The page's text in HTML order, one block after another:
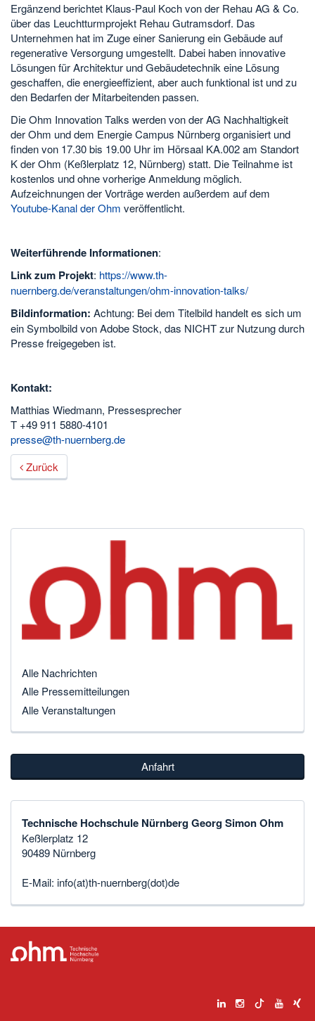
Ergänzend berichtet Klaus-Paul Koch von der Rehau AG & Co.
über das Leuchtturmprojekt Rehau Gutramsdorf. Das
Unternehmen hat im Zuge einer Sanierung ein Gebäude auf
regenerative Versorgung umgestellt. Dabei haben innovative
Lösungen für Architektur und Gebäudetechnik eine Lösung
geschaffen, die energieeffizient, aber auch funktional ist und zu
den Bedarfen der Mitarbeitenden passen.
Die Ohm Innovation Talks werden von der AG Nachhaltigkeit
der Ohm und dem Energie Campus Nürnberg organisiert und
finden von 17.30 bis 19.00 Uhr im Hörsaal KA.002 am Standort
K der Ohm (Keßlerplatz 12, Nürnberg) statt. Die Teilnahme ist
kostenlos und ohne vorherige Anmeldung möglich.
Aufzeichnungen der Vorträge werden außerdem auf dem
Youtube-Kanal der Ohm veröffentlicht.
Weiterführende Informationen:
Link zum Projekt: https://www.th-
nuernberg.de/veranstaltungen/ohm-innovation-talks/
Bildinformation: Achtung: Bei dem Titelbild handelt es sich um
ein Symbolbild von Adobe Stock, das NICHT zur Nutzung durch
Presse freigegeben ist.
Kontakt:
Matthias Wiedmann, Pressesprecher
T +49 911 5880-4101
presse@th-nuernberg.de
Zurück
Alle Nachrichten
Alle Pressemitteilungen
Alle Veranstaltungen
Anfahrt
Technische Hochschule Nürnberg Georg Simon Ohm
Keßlerplatz 12
90489 Nürnberg
E-Mail: info(at)th-nuernberg(dot)de